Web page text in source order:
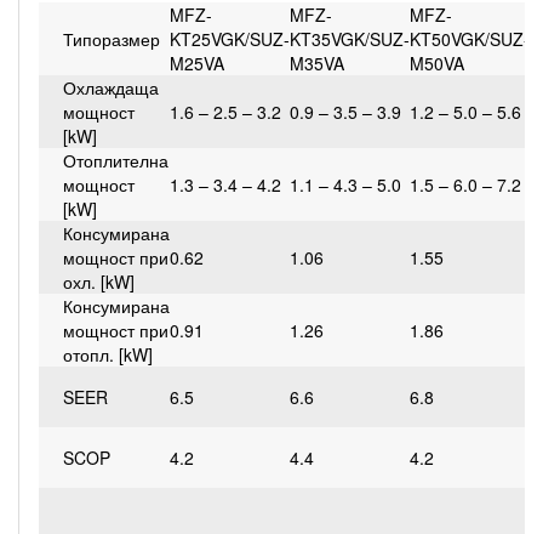
Типоразмер
MFZ-
KT25VGK/SUZ-
M25VA
MFZ-
KT35VGK/SUZ-
M35VA
MFZ-
KT50VGK/SUZ-
M50VA
Охлаждаща
мощност
[kW]
1.6 – 2.5 – 3.2 0.9 – 3.5 – 3.9 1.2 – 5.0 – 5.6
Отоплителна
мощност
[kW]
1.3 – 3.4 – 4.2 1.1 – 4.3 – 5.0 1.5 – 6.0 – 7.2
Консумирана
мощност при
охл. [kW]
0.62 1.06 1.55
Консумирана
мощност при
отопл. [kW]
0.91 1.26 1.86
SEER 6.5 6.6 6.8
SCOP 4.2 4.4 4.2